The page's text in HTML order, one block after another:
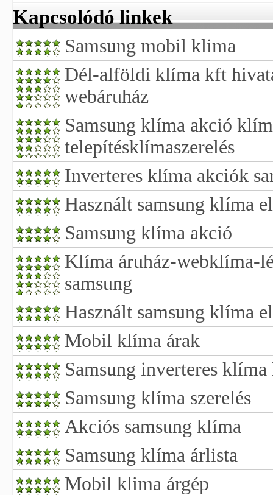
Kapcsolódó linkek
Samsung mobil klima
Dél-alföldi klíma kft
webáruház
Samsung klíma akció
telepítésklímaszerelés
Inverteres klíma akciók
Használt samsung klíma
Samsung klíma akció
Klíma áruház-webklíma-
samsung
Használt samsung klíma
Mobil klíma árak
Samsung inverteres
Samsung klíma szerelés
Akciós samsung klíma
Samsung klíma árlista
Mobil klima árgép